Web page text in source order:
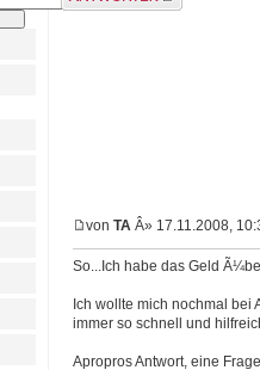
von TA Â» 17.11.2008,
So...Ich habe das Geld
Ich wollte mich nochmal
immer so schnell und
Apropros Antwort, eine